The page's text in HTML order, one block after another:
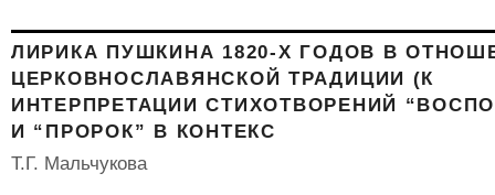
ЛИРИКА ПУШКИНА 1820-Х ГОДОВ В
ЦЕРКОВНОСЛАВЯНСКОЙ ТРАДИЦИИ (К
ИНТЕРПРЕТАЦИИ СТИХОТВОРЕНИЙ
И “ПРОРОК” В КОНТЕКС
Т.Г. Мальчукова